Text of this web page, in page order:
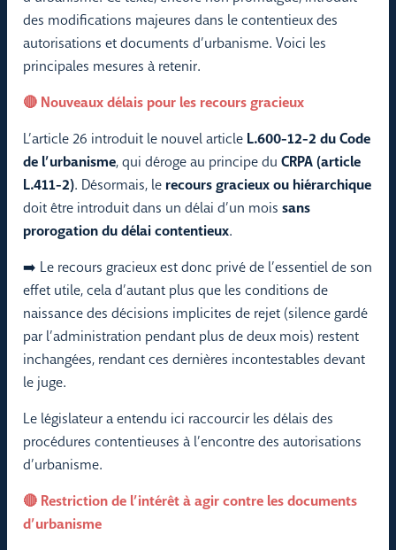
des modifications majeures dans le contentieux des
autorisations et documents d’urbanisme. Voici les
principales mesures à retenir.
🔴 Nouveaux délais pour les recours gracieux
L’article 26 introduit le nouvel article L.600-12-2 du Code
de l’urbanisme, qui déroge au principe du CRPA (article
L.411-2). Désormais, le recours gracieux ou hiérarchique
doit être introduit dans un délai d’un mois sans
prorogation du délai contentieux.
➡️ Le recours gracieux est donc privé de l’essentiel de son
effet utile, cela d’autant plus que les conditions de
naissance des décisions implicites de rejet (silence gardé
par l’administration pendant plus de deux mois) restent
inchangées, rendant ces dernières incontestables devant
le juge.
Le législateur a entendu ici raccourcir les délais des
procédures contentieuses à l’encontre des autorisations
d’urbanisme.
🔴 Restriction de l’intérêt à agir contre les documents
d’urbanisme